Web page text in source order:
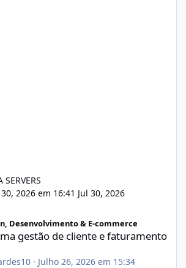
SERVERS
2026 em 16:41 Jul 30, 2026
Desenvolvimento & E-commerce
gestão de cliente e faturamento
· Julho 26, 2026 em 15:34